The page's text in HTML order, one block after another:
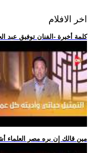
اخر الافلام
.. كلمة أخيرة -الفنان توفيق عبد
.. مين قالك إن بره مصر العلماء